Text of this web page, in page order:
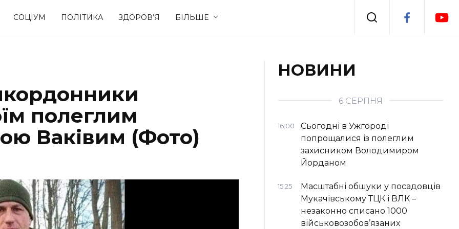
СОЦІУМ ПОЛІТИКА ЗДОРОВ’Я БІЛЬШЕ
Події
Спорт
полеглим
Ваківим (Фото)
НОВИНИ
6 СЕРПНЯ
16:00
Сьогодні в Ужгороді
попрощалися із полеглим
захисником Володимиром
Йорданом
15:25
Масштабні обшуки у посадовців
Мукачівському ТЦК і ВЛК –
незаконно списано 1000
військовозобов’язаних